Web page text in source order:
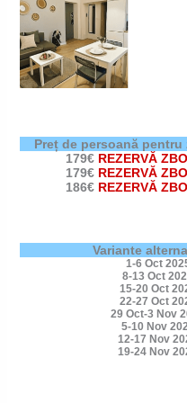
Preț de persoană pentru
179€ REZERVĂ
179€ REZERVĂ
186€ REZERVĂ
Variante
1-6 Oct
8-13 Oct
15-20 Oct
22-27 Oct
29 Oct-3 Nov
5-10 Nov
12-17 Nov
19-24 Nov